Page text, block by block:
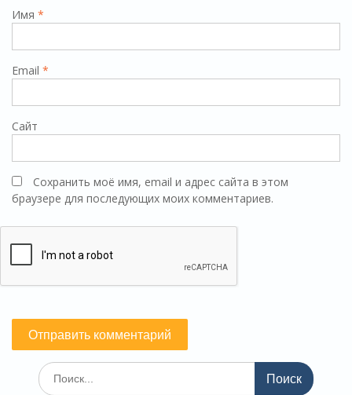
Имя *
Email *
Сайт
Сохранить моё имя, email и адрес сайта в этом
браузере для последующих моих комментариев.
Поиск
по: